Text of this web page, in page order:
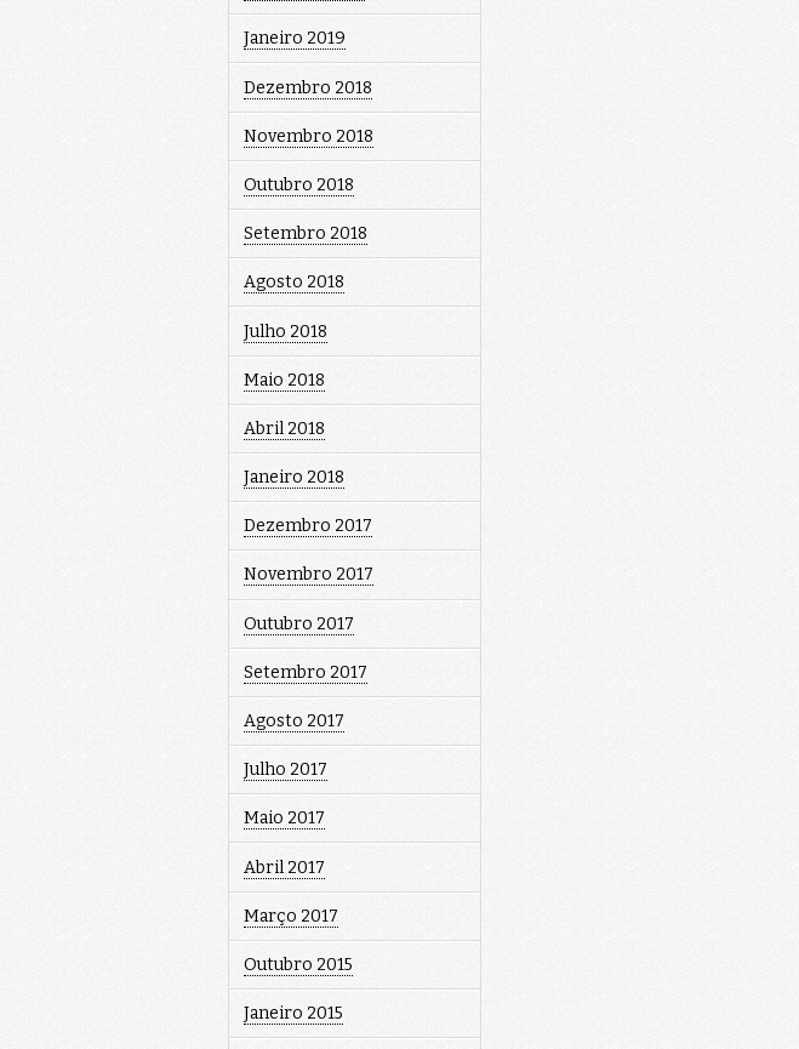
Janeiro 2019
Dezembro 2018
Novembro 2018
Outubro 2018
Setembro 2018
Agosto 2018
Julho 2018
Maio 2018
Abril 2018
Janeiro 2018
Dezembro 2017
Novembro 2017
Outubro 2017
Setembro 2017
Agosto 2017
Julho 2017
Maio 2017
Abril 2017
Março 2017
Outubro 2015
Janeiro 2015